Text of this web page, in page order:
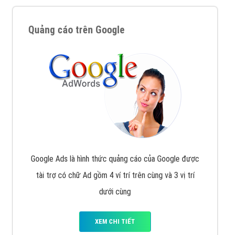
Quảng cáo trên Google
Google Ads là hình thức quảng cáo của Google được
tài trợ có chữ Ad gồm 4 ví trí trên cùng và 3 vị trí
dưới cùng
XEM CHI TIẾT